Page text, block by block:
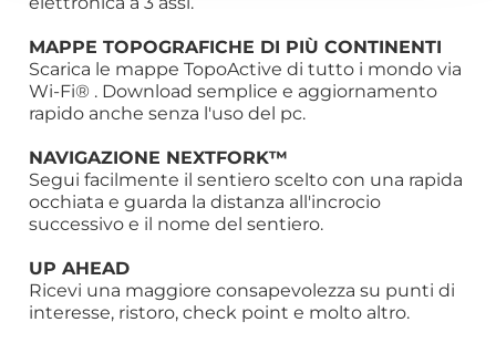
Utilizziamo i cookie per personalizzare contenuti ed
annunci, per fornire funzionalità dei social media e per
analizzare il nostro traffico. Condividiamo inoltre
informazioni sul modo in cui utilizza il nostro sito con i
nostri partner che si occupano di analisi dei dati web,
pubblicità e social media, i quali potrebbero combinarle
con altre informazioni che ha fornito loro o che hanno
raccolto dal suo utilizzo dei loro servizi.
MAPPE TOPOGRAFICHE DI PIÙ CONTINENTI
Scarica le mappe TopoActive di tutto i mondo via
Wi-Fi® . Download semplice e aggiornamento
rapido anche senza l'uso del pc.
NAVIGAZIONE NEXTFORK™
Segui facilmente il sentiero scelto con una rapida
occhiata e guarda la distanza all'incrocio
successivo e il nome del sentiero.
UP AHEAD
Ricevi una maggiore consapevolezza su punti di
interesse, ristoro, check point e molto altro.